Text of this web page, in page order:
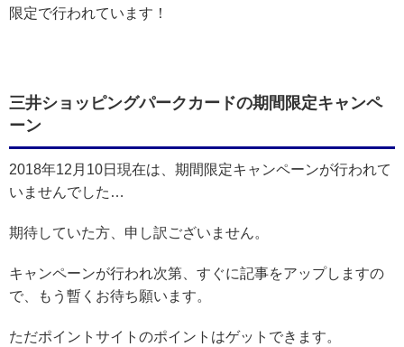
限定で行われています！
三井ショッピングパークカードの期間限定キャンペ
ーン
2018年12月10日現在は、期間限定キャンペーンが行われて
いませんでした…
期待していた方、申し訳ございません。
キャンペーンが行われ次第、すぐに記事をアップしますの
で、もう暫くお待ち願います。
ただポイントサイトのポイントはゲットできます。